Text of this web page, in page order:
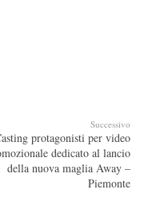
Successivo
protagonisti per video
dedicato al lancio
della nuova maglia Away –
Piemonte